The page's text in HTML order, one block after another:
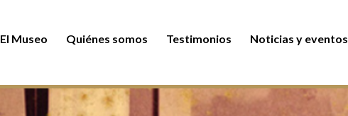
El Museo Quiénes somos Testimonios Noticias y eventos